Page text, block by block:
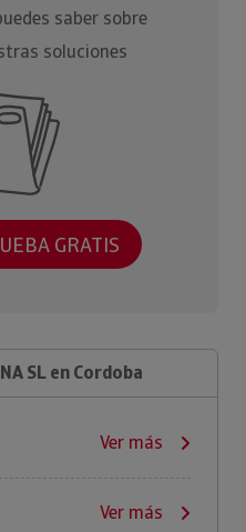
saber sobre
soluciones
GRATIS
SL en Cordoba
Ver más
Ver más